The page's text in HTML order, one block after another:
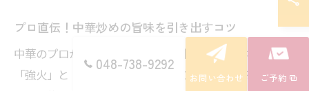
プロ直伝！中華炒めの旨味を引き出すコツ
中華のプロが実践する炒め技術の中で最も重要なのは
「強火」と「手早さ」です。高温で一気に炒めること
048-738-9292
お問い合わせ ご予約